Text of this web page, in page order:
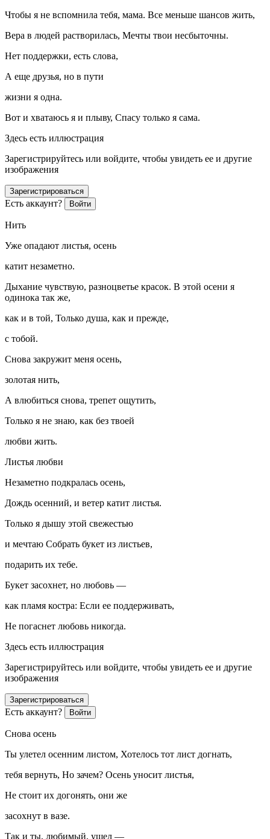
Чтобы я не вспомнила тебя, мама. Все меньше шансов жить,
Вера в людей растворилась, Мечты твои несбыточны.
Нет поддержки, есть слова,
А еще друзья, но в пути
жизни я одна.
Вот и хватаюсь я и плыву, Спасу только я сама.
Здесь есть иллюстрация
Зарегистрируйтесь или войдите, чтобы увидеть ее и другие
изображения
Зарегистрироваться
Есть аккаунт? Войти
Нить
Уже опадают листья, осень
катит незаметно.
Дыхание чувствую, разноцветье красок. В этой осени я
одинока так же,
как и в той, Только душа, как и прежде,
с тобой.
Снова закружит меня осень,
золотая нить,
А влюбиться снова, трепет ощутить,
Только я не знаю, как без твоей
любви жить.
Листья любви
Незаметно подкралась осень,
Дождь осенний, и ветер катит листья.
Только я дышу этой свежестью
и мечтаю Собрать букет из листьев,
подарить их тебе.
Букет засохнет, но любовь —
как пламя костра: Если ее поддерживать,
Не погаснет любовь никогда.
Здесь есть иллюстрация
Зарегистрируйтесь или войдите, чтобы увидеть ее и другие
изображения
Зарегистрироваться
Есть аккаунт? Войти
Снова осень
Ты улетел осенним листом, Хотелось тот лист догнать,
тебя вернуть, Но зачем? Осень уносит листья,
Не стоит их догонять, они же
засохнут в вазе.
Так и ты, любимый, ушел —